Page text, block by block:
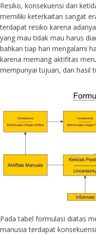
Resiko, konsekuensi dan
memiliki keterkaitan sangat
terdapat resiko karena
yang mau tidak mau harus
bahkan tiap hari mengalami
karena memang aktifitas
mempunyai tujuan, dan hasil
Pada tabel formulasi diatas
manusia terdapat